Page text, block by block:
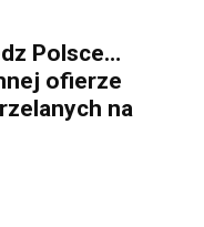
Polsce…
ofierze
na